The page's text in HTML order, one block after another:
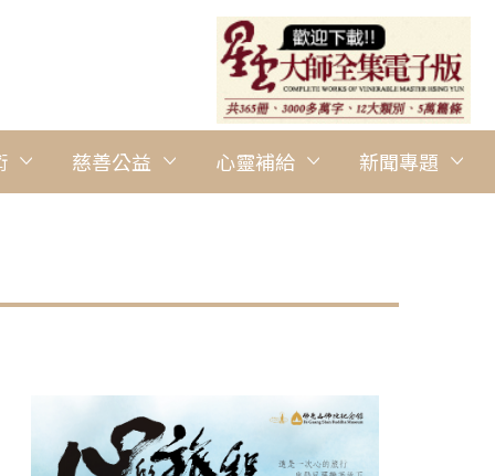
慈善公益 心靈補給 新聞專題
圖說：佛光大學校長何卓飛致詞提到，佛光山開山祖師星雲大師
多方合作之成果。 人間社記者陳昱廷攝